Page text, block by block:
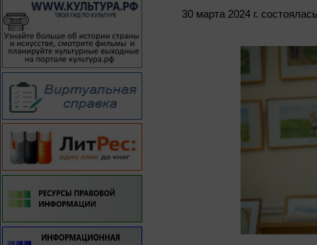
30 марта 2024 г.